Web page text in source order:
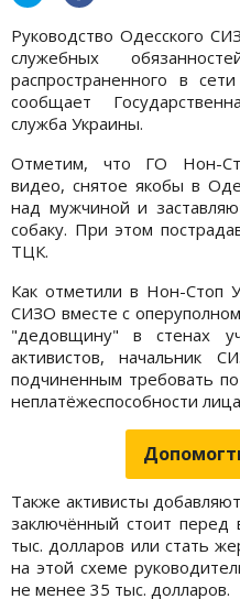
Руководство Одесского
служебных
распространенного в
сообщает
служба Украины.
Отметим, что ГО Нон-
видео, снятое якобы в
над мужчиной и
собаку. При этом
ТЦК.
Как отметили в Нон-Стоп
СИЗО вместе с
"дедовщину" в стенах
активистов, начальник
подчиненным требовать
неплатёжеспособности
Также активисты
заключённый стоит
тыс. долларов или стать
на этой схеме
не менее 35 тыс. долларов.